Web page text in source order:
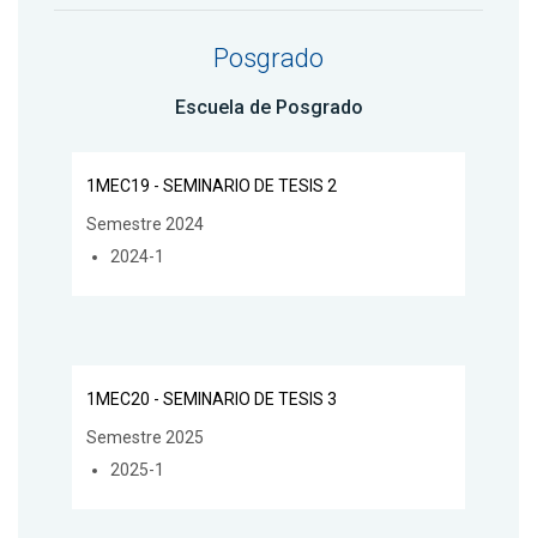
Posgrado
Escuela de Posgrado
1MEC19 - SEMINARIO DE TESIS 2
Semestre 2024
2024-1
1MEC20 - SEMINARIO DE TESIS 3
Semestre 2025
2025-1